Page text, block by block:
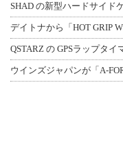
SHAD の新型ハードサイド
デイトナから「HOT GRIP
QSTARZ の GPSラップタ
ウインズジャパンが「A-